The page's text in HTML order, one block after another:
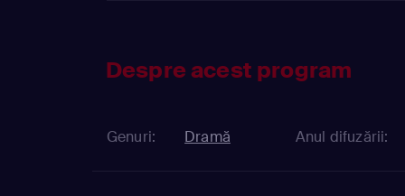
Despre acest program
Genuri: Dramă Anul difuzării: